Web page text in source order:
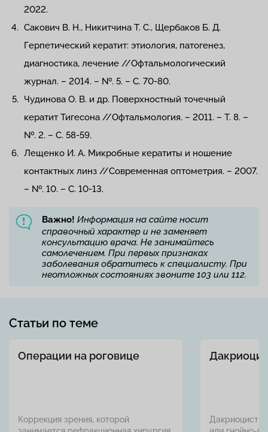
2022.
Сакович В. Н., Никитчина Т. С., Щербаков Б. Д.
Герпетический кератит: этиология, патогенез,
диагностика, лечение //Офтальмологический
журнал. – 2014. – №. 5. – С. 70-80.
Чудинова О. В. и др. Поверхностный точечный
кератит Тигесона //Офтальмология. – 2011. – Т. 8. –
№. 2. – С. 58-59.
Лещенко И. А. Микробные кератиты и ношение
контактных линз //Современная оптометрия. – 2007.
– №. 10. – С. 10-13.
Важно! Информация на сайте носит
справочный характер и не заменяет
консультацию врача. Не занимайтесь
самолечением. При первых признаках
заболевания обратитесь к специалисту. При
неотложных состояниях звоните 103 или 112.
Статьи по теме
Операции на роговице
Коррекция зрения, которой